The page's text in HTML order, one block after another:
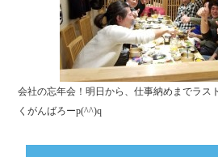
会社の忘年会！明日から、仕事納めまでラス
くがんばろーp(^^)q